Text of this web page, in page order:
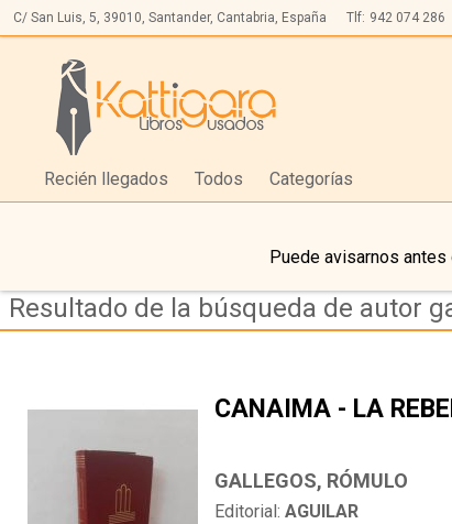
C/ San Luis, 5, 39010, Santander, Cantabria, España Tlf: 942 074 286
Recién llegados Todos Categorías
Puede avisarnos
Resultado de la búsqueda de autor
CANAIMA - LA
GALLEGOS, RÓMULO
Editorial:AGUILAR